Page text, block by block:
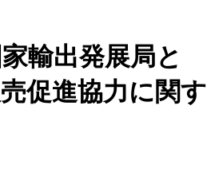
輸出発展局と
促進協力に関す